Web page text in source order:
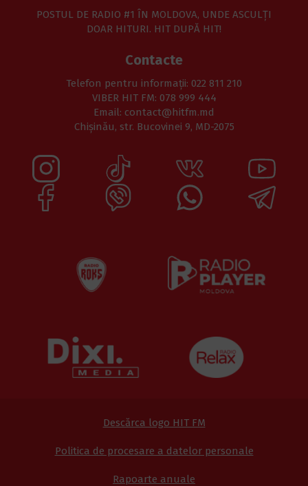
POSTUL DE RADIO #1 ÎN MOLDOVA, UNDE ASCULŢI
DOAR HITURI. HIT DUPĂ HIT!
Contacte
Telefon pentru informaţii: 022 811 210
VIBER HIT FM: 078 999 444
Email: contact@hitfm.md
Chișinău, str. Bucovinei 9, MD-2075
Descărca logo HIT FM
Politica de procesare a datelor personale
Rapoarte anuale